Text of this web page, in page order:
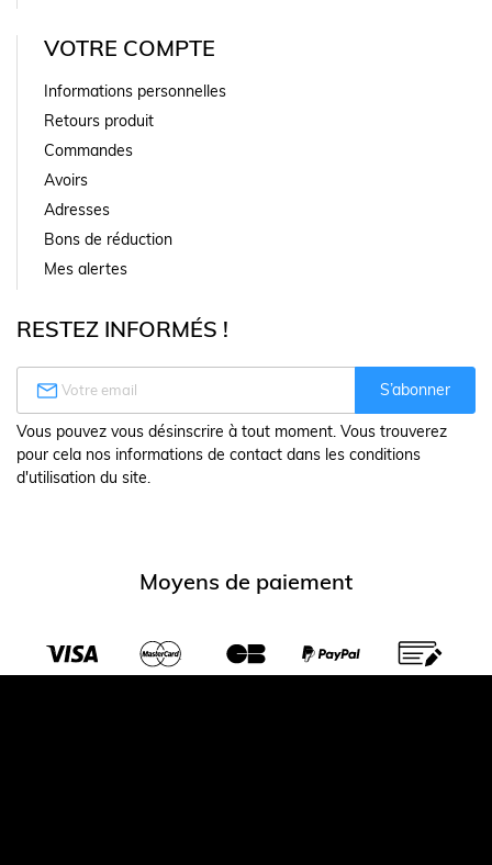
VOTRE COMPTE
Informations personnelles
Retours produit
Commandes
Avoirs
Adresses
Bons de réduction
Mes alertes
RESTEZ INFORMÉS !
 S’abonner
Vous pouvez vous désinscrire à tout moment. Vous trouverez
pour cela nos informations de contact dans les conditions
d'utilisation du site.
Moyens de paiement